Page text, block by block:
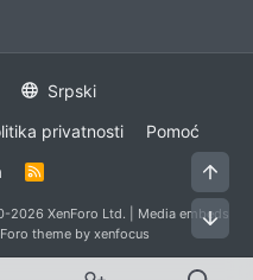
Srpski
privatnosti
Pomoć
R
S
2026 XenForo Ltd.
Media embeds
theme by xenfocus